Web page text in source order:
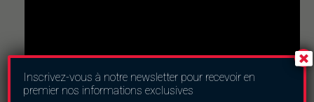
Inscrivez-vous à notre newsletter pour recevoir en
premier nos informations exclusives